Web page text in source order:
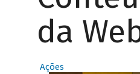
da
Ações